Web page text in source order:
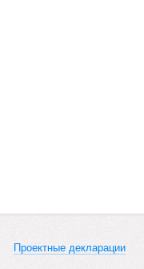
Проектные декларации